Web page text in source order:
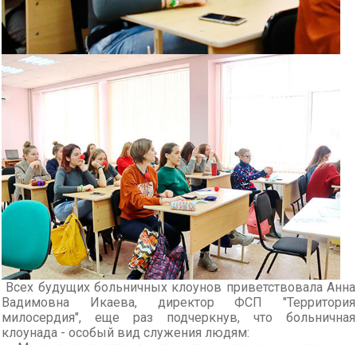
Всех будущих больничных клоунов приветствовала Анна
Вадимовна Икаева, директор ФСП "Территория
милосердия", еще раз подчеркнув, что больничная
клоунада - особый вид служения людям: